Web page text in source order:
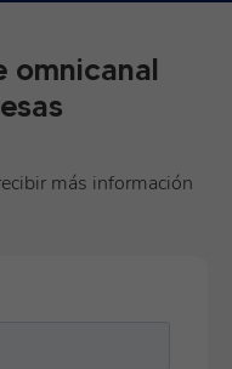
omnicanal
más información